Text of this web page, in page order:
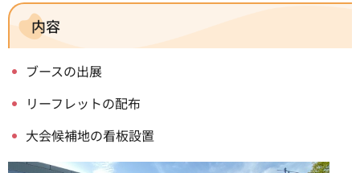
内容
ブースの出展
リーフレットの配布
大会候補地の看板設置